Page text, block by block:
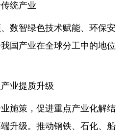
统产业
智绿色技术赋能、环保安
国产业在全球分工中的地位
提质升级
策，促进重点产业化解结
升级。推动钢铁、石化、船